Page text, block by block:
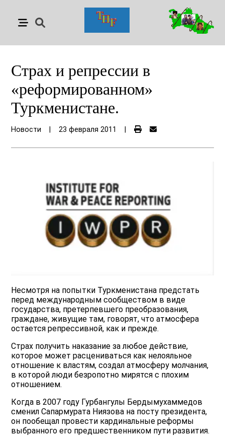
Страх и репрессии в
«реформированном»
Туркменистане.
Новости 23 февраля 2011
Несмотря на попытки Туркменистана предстать
перед международным сообществом в виде
государства, претерпевшего преобразования,
граждане, живущие там, говорят, что атмосфера
остается репрессивной, как и прежде.
Страх получить наказание за любое действие,
которое может расцениваться как нелояльное
отношение к властям, создал атмосферу молчания,
в которой люди безропотно мирятся с плохим
отношением.
Когда в 2007 году Гурбангулы Бердымухаммедов
сменил Сапармурата Ниязова на посту президента,
он пообещал провести кардинальные реформы
выбранного его предшественником пути развития.